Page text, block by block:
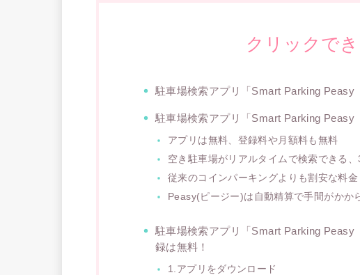
クリックで
駐車場検索アプリ「Smart Parking Peasy
駐車場検索アプリ「Smart Parking Peasy
アプリは無料、登録料や月額料も無料
空き駐車場がリアルタイムで検索できる
従来のコインパーキングよりも割安な料金
Peasy(ピージー)は自動精算で手間がかか
駐車場検索アプリ「Smart Parking Peasy
録は無料！
1.アプリをダウンロード